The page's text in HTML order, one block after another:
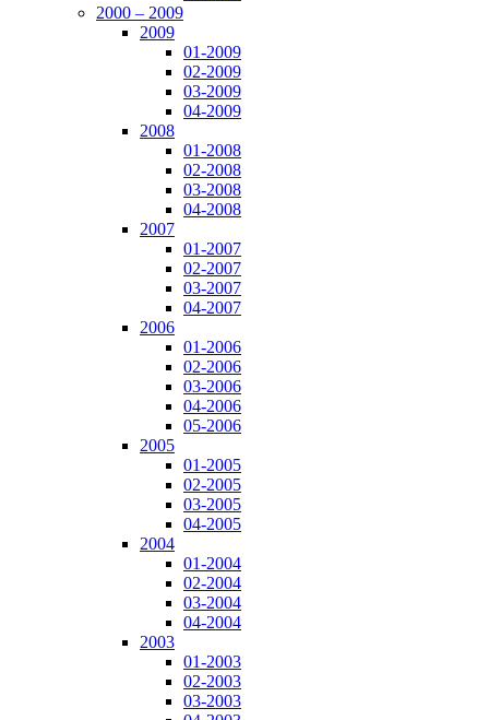
2000 – 2009
2009
01-2009
02-2009
03-2009
04-2009
2008
01-2008
02-2008
03-2008
04-2008
2007
01-2007
02-2007
03-2007
04-2007
2006
01-2006
02-2006
03-2006
04-2006
05-2006
2005
01-2005
02-2005
03-2005
04-2005
2004
01-2004
02-2004
03-2004
04-2004
2003
01-2003
02-2003
03-2003